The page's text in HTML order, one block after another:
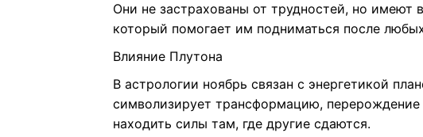
Они не застрахованы от трудностей, но имеют
который помогает им подниматься после
Влияние Плутона
В астрологии ноябрь связан с энергетикой
символизирует трансформацию, перерождение
находить силы там, где другие сдаются.